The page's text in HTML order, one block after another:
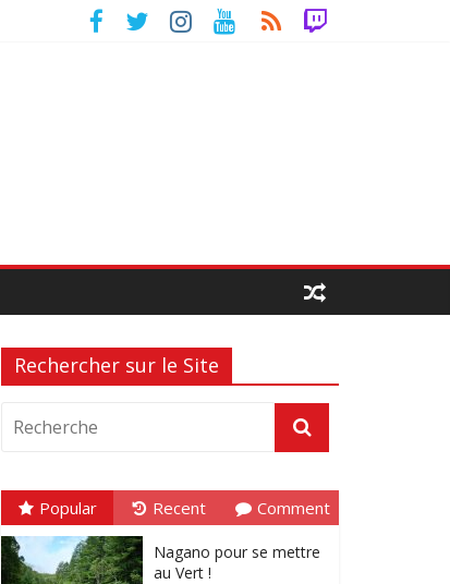
Rechercher sur le Site
Popular Recent Comment
Nagano pour se mettre
au Vert !